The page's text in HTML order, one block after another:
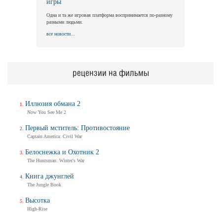
игры
Одна и та же игровая платформа воспринимается по-разному
разными людьми.
все новости...
рецензии на фильмы
Иллюзия обмана 2
Now You See Me 2
Первый мститель: Противостояние
Captain America: Civil War
Белоснежка и Охотник 2
The Huntsman: Winter's War
Книга джунглей
The Jungle Book
Высотка
High-Rise